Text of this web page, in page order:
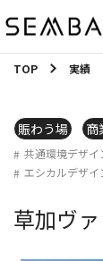
TOP 実績
賑わう場 商
共通環境デザイ
エシカルデザイ
草加ヴ